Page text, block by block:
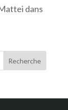
dans
Recherche